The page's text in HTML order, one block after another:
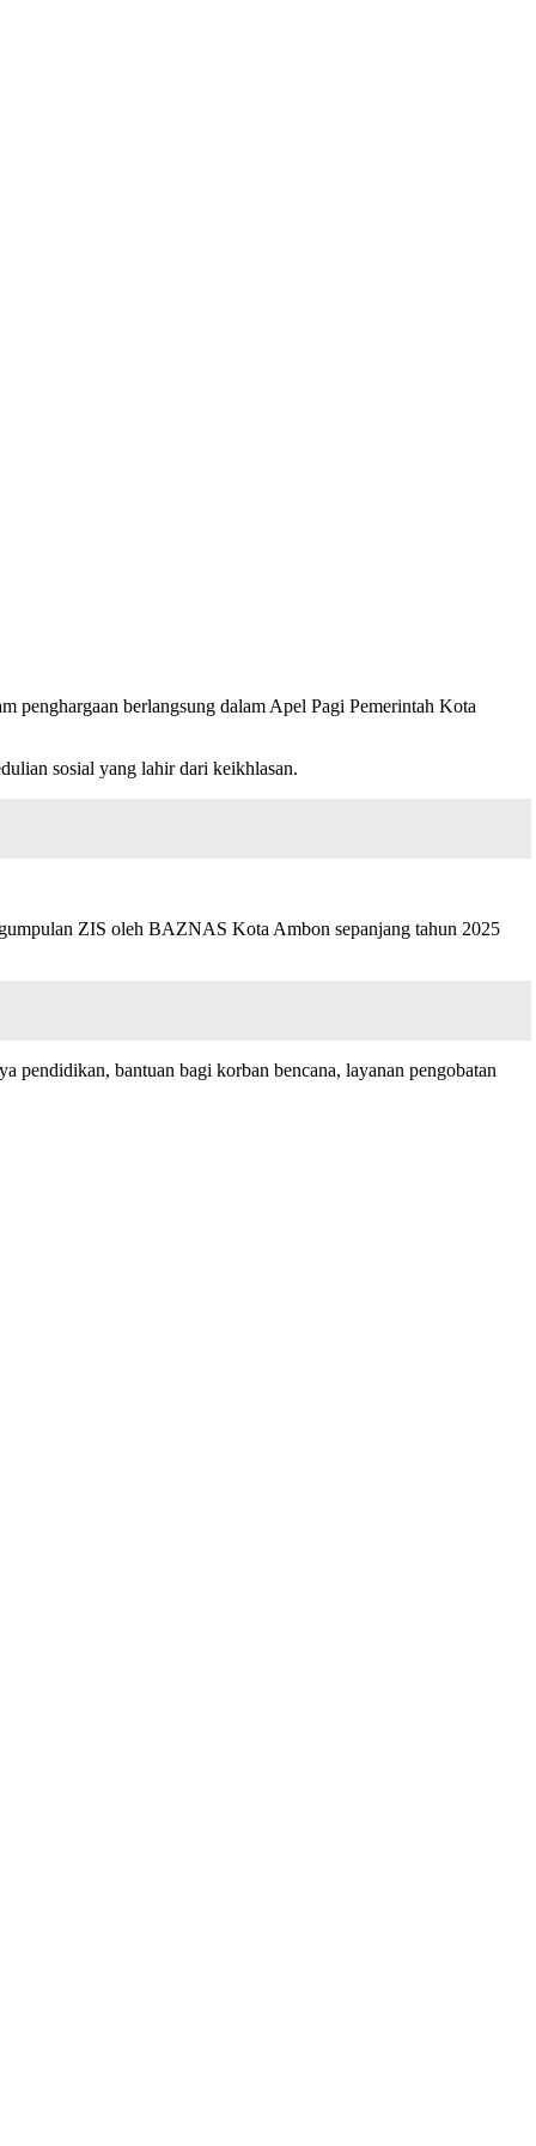
berlangsung dalam Apel Pagi Pemerintah Kota
sosial yang lahir dari keikhlasan.
ZIS oleh BAZNAS Kota Ambon sepanjang tahun 2025
pendidikan, bantuan bagi korban bencana, layanan pengobatan